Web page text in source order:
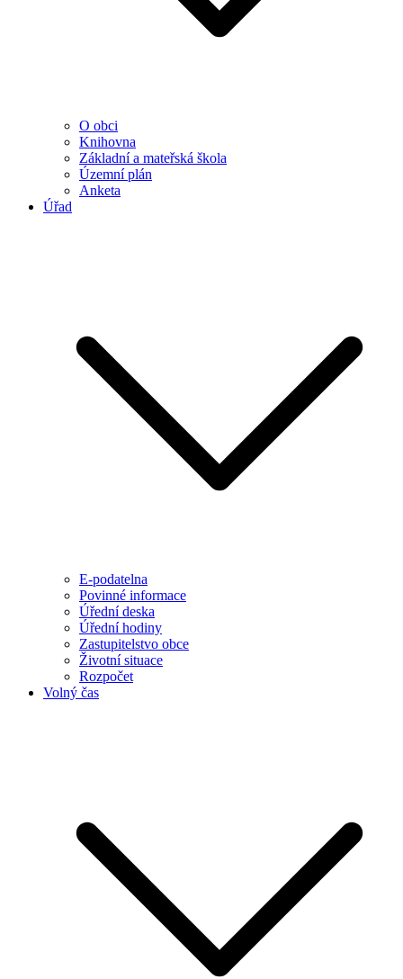
O obci
Knihovna
Základní a mateřská škola
Územní plán
Anketa
Úřad
E-podatelna
Povinné informace
Úřední deska
Úřední hodiny
Zastupitelstvo obce
Životní situace
Rozpočet
Volný čas